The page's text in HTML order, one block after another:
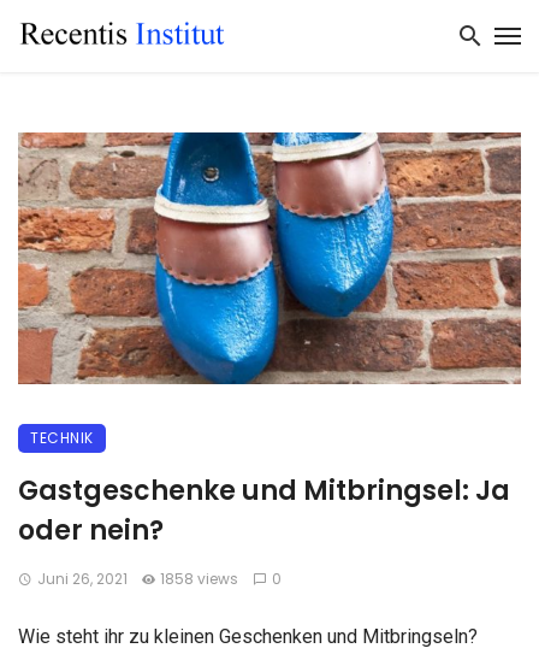
TECHNIK
Gastgeschenke und Mitbringsel: Ja
oder nein?
Juni 26, 2021 1858 views 0
Wie steht ihr zu kleinen Geschenken und Mitbringseln?